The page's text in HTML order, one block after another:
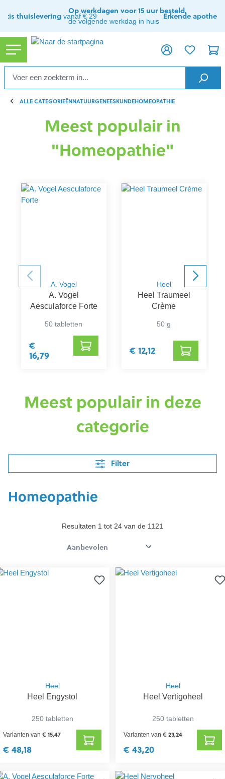
thuislevering vanaf € 29
Op werkdagen voor 15 uur besteld,
de volgende werkdag in huis
Erkende apotheek
ALLE CATEGORIEËNNATUURGENEESKUNDEHOMEOPATHIE
Meest populair in
"Homeopathie"
A. Vogel
A. Vogel
Aesculaforce Forte
50 tabletten
€
16,79
Heel
Heel Traumeel
Crème
50 g
€ 12,12
Meest populair in deze
categorie
Filter
Homeopathie
Resultaten 1 tot 24 van de 1121
Heel
Heel Engystol
250 tabletten
Varianten van€ 15,47
€ 48,18
Heel
Heel Vertigoheel
250 tabletten
Varianten van€ 23,24
€ 43,20